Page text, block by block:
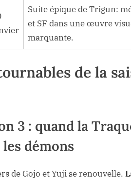
Suite épique de Trigun:
et SF dans une œuvre
marquante.
de la
3 : quand la
démons
de Gojo et Yuji se renouvelle.